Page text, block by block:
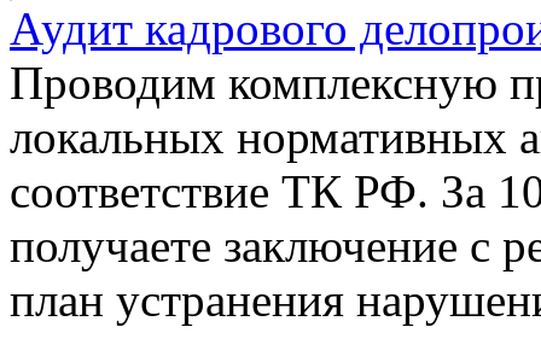
Аудит кадрового
Проводим комплексную
локальных нормативных
соответствие ТК РФ. За
получаете заключение с
план устранения